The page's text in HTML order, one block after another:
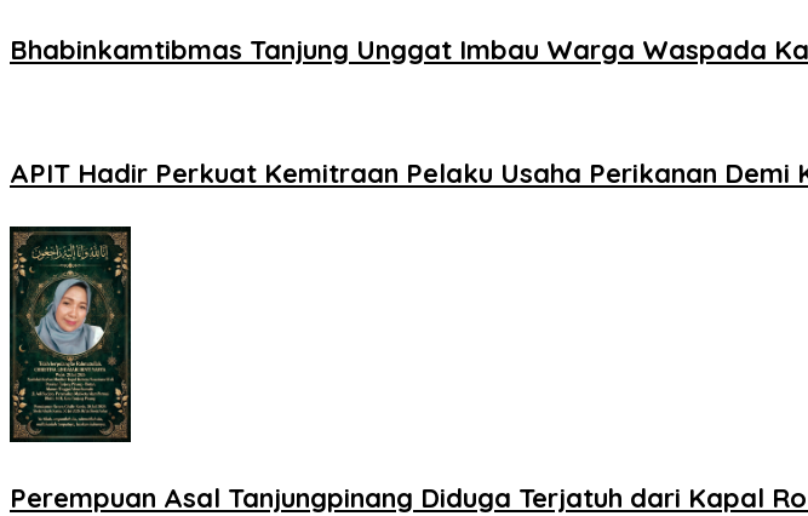
Bhabinkamtibmas Tanjung Unggat Imbau Warga Waspada
APIT Hadir Perkuat Kemitraan Pelaku Usaha Perikanan
Perempuan Asal Tanjungpinang Diduga Terjatuh dari Kapal